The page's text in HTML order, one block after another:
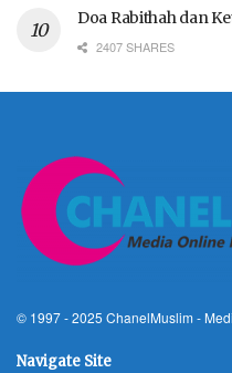
Doa Rabithah dan
2407 SHARES
© 1997 - 2025 ChanelMuslim -
Navigate Site